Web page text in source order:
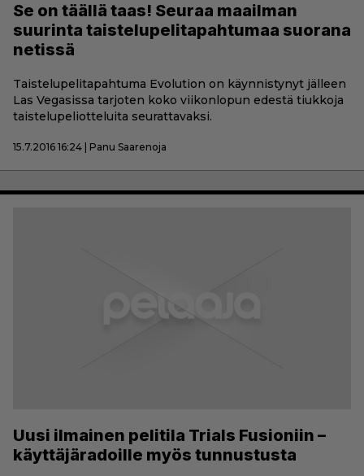
Se on täällä taas! Seuraa maailman
suurinta taistelupelitapahtumaa suorana
netissä
Taistelupelitapahtuma Evolution on käynnistynyt jälleen
Las Vegasissa tarjoten koko viikonlopun edestä tiukkoja
taistelupeliotteluita seurattavaksi.
15.7.2016 16:24 | Panu Saarenoja
Uusi ilmainen pelitila Trials Fusioniin –
käyttäjäradoille myös tunnustusta